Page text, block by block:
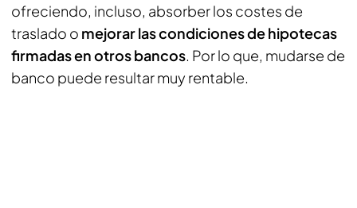
ofreciendo, incluso, absorber los costes de
traslado o mejorar las condiciones de hipotecas
firmadas en otros bancos. Por lo que, mudarse de
banco puede resultar muy rentable.